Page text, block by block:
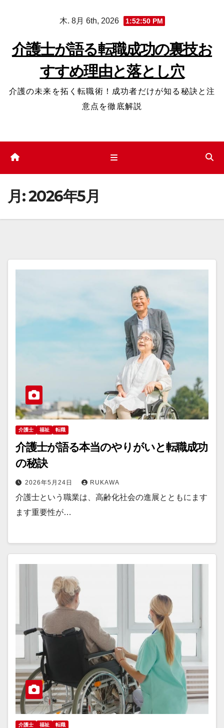
プ
木. 8月 6th, 2026 1:52:51 PM
介護士が語る転職成功の裏技お
すすめ理由と落とし穴
介護の未来を拓く転職術！成功者だけが知る秘訣と注
意点を徹底解説
月:2026年5月
介護士 福祉 転職
介護士が語る本当のやりがいと転職成功
の秘訣
2026年5月24日 RUKAWA
介護士という職業は、高齢化社会の進展とともにます
ます重要性が…
介護士 福祉 転職